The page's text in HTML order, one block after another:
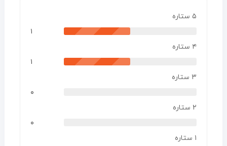
۵ ستاره
۱
۴ ستاره
۱
۳ ستاره
۰
۲ ستاره
۰
۱ ستاره